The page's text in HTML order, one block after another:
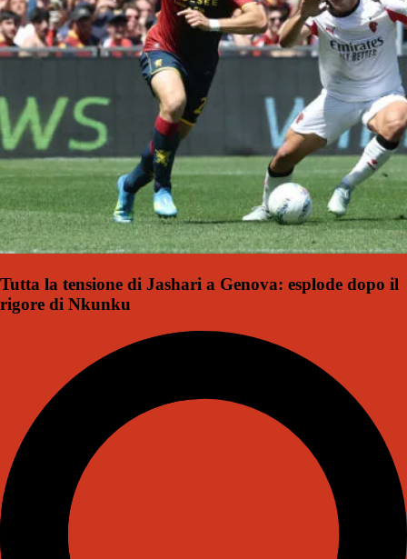
Tutta la tensione di Jashari a Genova: esplode dopo il
rigore di Nkunku